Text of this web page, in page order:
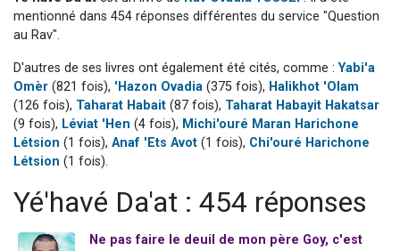
Il reste 49 places pour étudier en groupe sur Zoom
2 personnes viennent de nous rejoindre sur WhatsApp
2 nouvelles musiques dans Torah-Box Music
6 personnes viennent de nous rejoindre sur WhatsApp
mentionné dans 454 réponses différentes du service "Question
au Rav".
D'autres de ses livres ont également été cités, comme : Yabi'a
Omèr (821 fois), 'Hazon Ovadia (375 fois), Halikhot 'Olam
(126 fois), Taharat Habait (87 fois), Taharat Habayit Hakatsar
(9 fois), Léviat 'Hen (4 fois), Michi'ouré Maran Harichone
Létsion (1 fois), Anaf 'Ets Avot (1 fois), Chi'ouré Harichone
Létsion (1 fois).
Yé'havé Da'at : 454 réponses
Ne pas faire le deuil de mon père Goy, c'est